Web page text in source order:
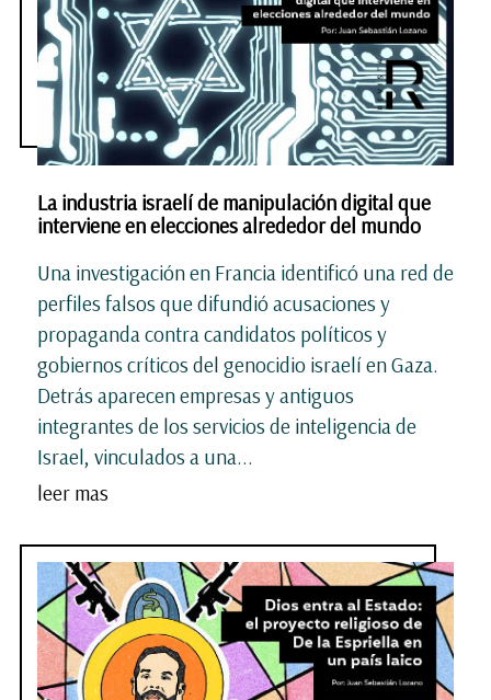
La industria israelí de manipulación digital que
interviene en elecciones alrededor del mundo
Una investigación en Francia identificó una red de
perfiles falsos que difundió acusaciones y
propaganda contra candidatos políticos y
gobiernos críticos del genocidio israelí en Gaza.
Detrás aparecen empresas y antiguos
integrantes de los servicios de inteligencia de
Israel, vinculados a una...
leer mas